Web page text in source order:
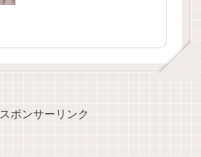
スポンサーリンク